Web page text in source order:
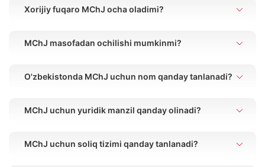
Xorijiy fuqaro MChJ ocha oladimi?
MChJ masofadan ochilishi mumkinmi?
O'zbekistonda MChJ uchun nom qanday tanlanadi?
MChJ uchun yuridik manzil qanday olinadi?
MChJ uchun soliq tizimi qanday tanlanadi?